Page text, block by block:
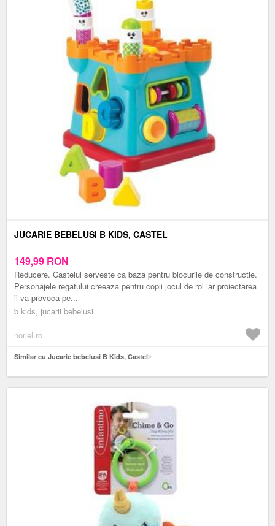
JUCARIE BEBELUSI B KIDS, CASTEL
149,99 RON
Reducere. Castelul serveste ca baza pentru blocurile de constructie.
Personajele regatului creeaza pentru copii jocul de rol iar proiectarea
ii va provoca pe...
b kids, jucarii bebelusi
noriel.ro
Similar cu Jucarie bebelusi B Kids, Castel